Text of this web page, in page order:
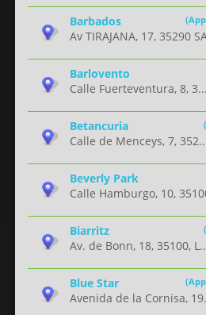
Barbados
Av TIRAJANA, 17, 35290
Barlovento
Calle Fuerteventura, 8, 3...
Betancuria
Calle de Menceys, 7,
Beverly Park
Calle Hamburgo, 10,
Biarritz
Av. de Bonn, 18, 35100,
Blue Star
Avenida de la Cornisa,